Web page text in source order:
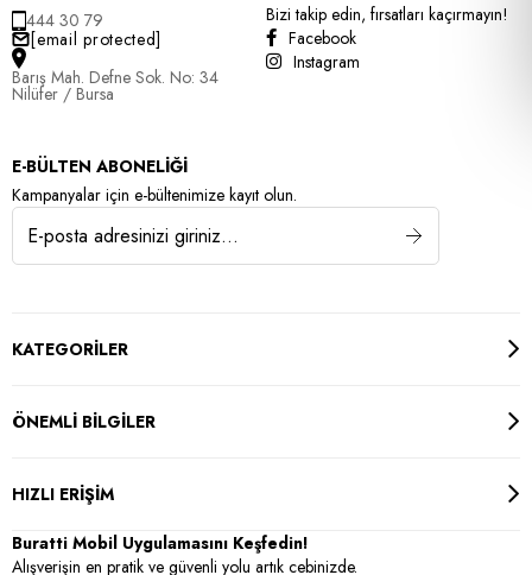
444 30 79
[email protected]
Barış Mah. Defne Sok. No: 34
Nilüfer / Bursa
Bizi takip edin, fırsatları kaçırmayın!
Facebook
Instagram
E-BÜLTEN ABONELİĞİ
Kampanyalar için e-bültenimize kayıt olun.
KATEGORİLER
ÖNEMLİ BİLGİLER
HIZLI ERİŞİM
Buratti Mobil Uygulamasını Keşfedin!
Alışverişin en pratik ve güvenli yolu artık cebinizde.